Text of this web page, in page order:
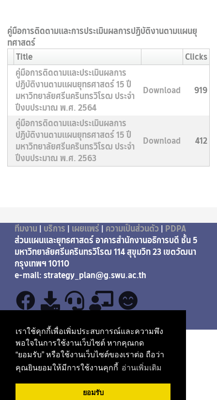
เราใช้คุกกี้เพื่อเพิ่มประสบการณ์และความพึง
พอใจในการใช้งานเว็บไซต์ หากคุณกด
“ยอมรับ” หรือใช้งานเว็บไซต์ของเราต่อ ถือว่า
คุณยินยอมให้มีการใช้งานคุกกี้ อ่านเพิ่มเติม
ยอมรับ
คู่มือการติดตามและการประเมินผลการปฏิบัติงานตามแผนยุ
ทศาสตร์
Title
Clicks
คู่มือการติดตามและประเมินผลการ
ปฏิบัติงานตามแผนยุทธศาสตร์ 15 ปี
มหาวิทยาลัยศรีนครินทรวิโรฒ ประจำ
ปีงบประมาณ พ.ศ. 2564
Download 919
คู่มือการติดตามและประเมินผลการ
ปฏิบัติงานตามแผนยุทธศาสตร์ 15 ปี
มหาวิทยาลัยศรีนครินทรวิโรฒ ประจำ
ปีงบประมาณ พ.ศ. 2563
Download 412
ทีมงาน| บริการ | เผยแพร่ | ความเป็นส่วนตัว| PDPA
ส่วนแผนและยุทธศาสตร์ อาคารสำนักงานอธิการบดี ชั้น 5
มหาวิทยาลัยศรีนครินทรวิโรฒ 114 สุขุมวิท 23 เขตวัฒนา
กรุงเทพฯ 10110
e-mail: strategy_plan@g.swu.ac.th